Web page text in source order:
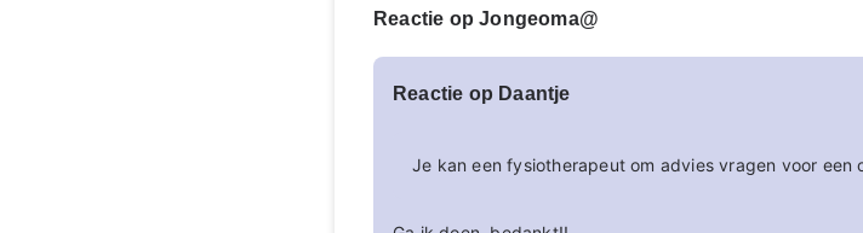
Reactie op Jongeoma@
Reactie op Daantje
Je kan een fysiotherapeut om advies vragen voor een